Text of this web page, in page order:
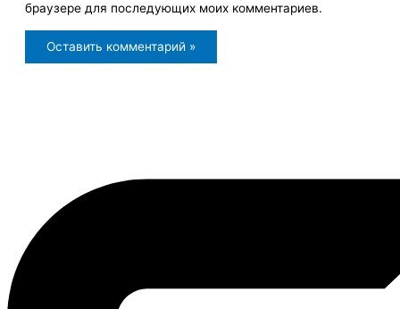
браузере для последующих моих комментариев.